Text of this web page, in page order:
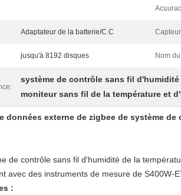
Adaptateur de la batterie/C.C
jusqu'à 8192 disques Nom
système de contrôle sans fil d'humidité
moniteur sans fil de la température et
données externe de zigbee de système
de contrôle sans fil d'humidité de la
avec des instruments de mesure de S400W-
: